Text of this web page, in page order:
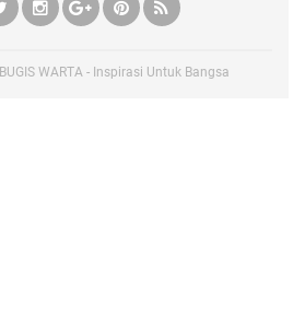
BUGIS WARTA - Inspirasi Untuk Bangsa